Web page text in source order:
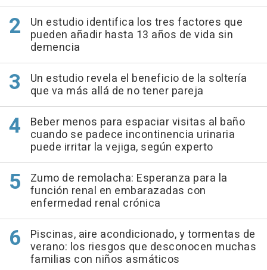
Un estudio identifica los tres factores que
pueden añadir hasta 13 años de vida sin
demencia
Un estudio revela el beneficio de la soltería
que va más allá de no tener pareja
Beber menos para espaciar visitas al baño
cuando se padece incontinencia urinaria
puede irritar la vejiga, según experto
Zumo de remolacha: Esperanza para la
función renal en embarazadas con
enfermedad renal crónica
Piscinas, aire acondicionado, y tormentas de
verano: los riesgos que desconocen muchas
familias con niños asmáticos